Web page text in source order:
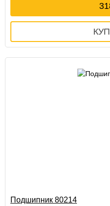
Подшипник 80214